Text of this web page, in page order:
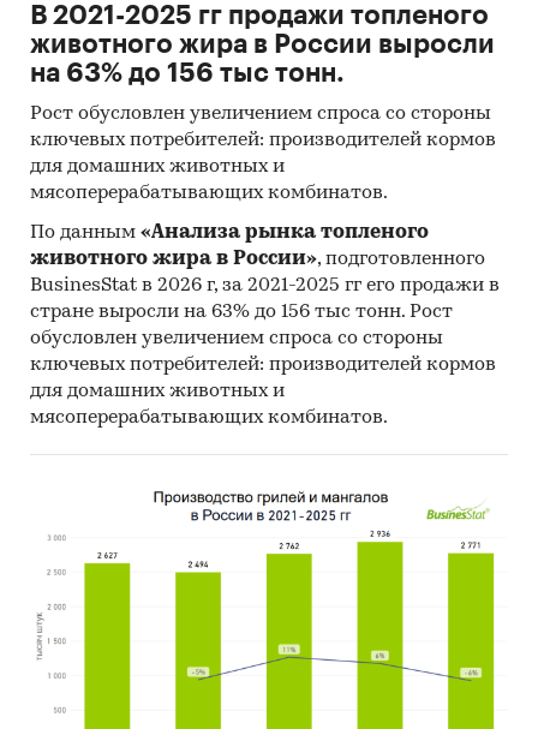
В 2021-2025 гг продажи топленого
животного жира в России выросли
на 63% до 156 тыс тонн.
Рост обусловлен увеличением спроса со стороны
ключевых потребителей: производителей кормов
для домашних животных и
мясоперерабатывающих комбинатов.
По данным «Анализа рынка топленого
животного жира в России», подготовленного
BusinesStat в 2026 г, за 2021-2025 гг его продажи в
стране выросли на 63% до 156 тыс тонн. Рост
обусловлен увеличением спроса со стороны
ключевых потребителей: производителей кормов
для домашних животных и
мясоперерабатывающих комбинатов.